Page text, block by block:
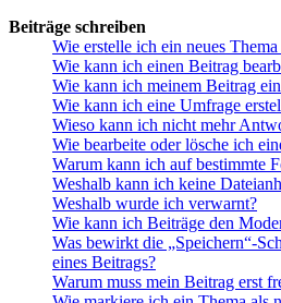
Beiträge schreiben
Wie erstelle ich ein neues
Wie kann ich einen Beitrag
Wie kann ich meinem Beitrag
Wie kann ich eine Umfrage
Wieso kann ich nicht mehr
Wie bearbeite oder lösche ich
Warum kann ich auf bestimmte
Weshalb kann ich keine
Weshalb wurde ich verwarnt?
Wie kann ich Beiträge den
Was bewirkt die „Speichern“-
eines Beitrags?
Warum muss mein Beitrag erst